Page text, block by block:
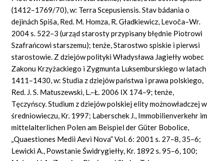
(1412–1769/70), w: Terra Scepusiensis. Stav bádania o
dejinách Spiša, Red. M. Homza, R. Gładkiewicz, Levoča–Wr.
2004 s. 522–3 (urząd starosty przypisany błędnie Piotrowi
Szafrańcowi starszemu); tenże, Starostwo spiskie i pierwsi
starostowie. Z dziejów polityki Władysława Jagiełły wobec
Zakonu Krzyżackiego i Zygmunta Luksemburskiego w latach
1411–1430, w: Studia z dziejów państwa i prawa polskiego,
Red. J. S. Matuszewski, L.–Ł. 2006 IX 174–9; tenże,
Tęczyńscy. Studium z dziejów polskiej elity możnowładczej w
średniowieczu, Kr. 1997; Laberschek J., Immobilienverkehr im
mittelalterlichen Polen am Beispiel der Güter Bobolice,
„Quaestiones Medii Aevi Nova” Vol. 6: 2001 s. 27–8, 35–6;
Lewicki A., Powstanie Świdrygiełły, Kr. 1892 s. 95–6, 100;